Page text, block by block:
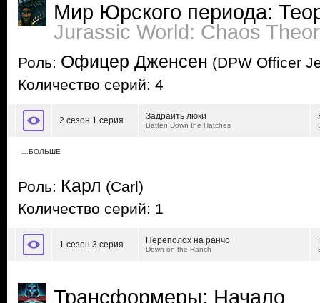
Мир Юрского периода:
Jurassic World: Chaos
Роль: Офицер Дженсен (DPW Officer
Количество серий: 4
2 сезон 1 серия Задраить люки
Batten Down the Hatches
…БОЛЬШЕ
Роль: Карл (Carl)
Количество серий: 1
1 сезон 3 серия Переполох на ранчо
Down on the Ranch
Трансформеры: Начало